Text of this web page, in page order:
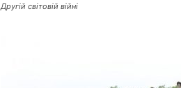
Другій світовій війні